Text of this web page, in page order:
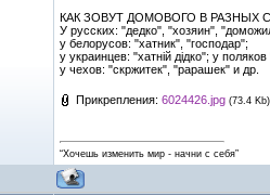
КАК ЗОВУТ ДОМОВОГО В РАЗНЫХ
У русских: "дедко", "хозяин",
у белорусов: "хатник", "господар";
у украинцев: "хатнiй дiдко"; у
у чехов: "скржитек", "рарашек" и др.
Прикрепления: 6024426.jpg (73.4 Kb)
“Хочешь изменить мир - начни с себя”